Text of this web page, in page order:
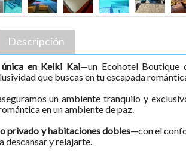
Descripción
en Keiki Kai—un Ecohotel Boutique
que buscas en tu escapada
un ambiente tranquilo y
en un ambiente de paz.
privado y habitaciones dobles—con el
descansar y relajarte.